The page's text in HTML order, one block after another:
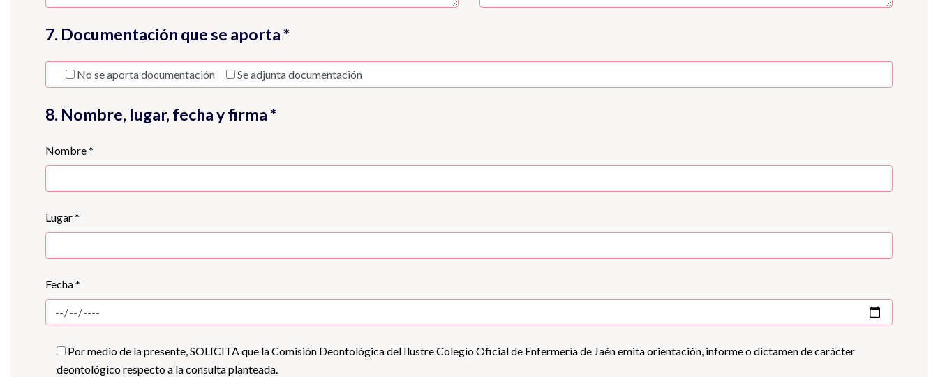
7. Documentación que se aporta *
No se aporta documentación Se adjunta documentación
8. Nombre, lugar, fecha y firma *
Nombre *
Lugar *
Fecha *
Por medio de la presente, SOLICITA que la Comisión Deontológica del Ilustre Colegio Oficial de Enfermería de Jaén emita orientación, informe o dictamen de carácter
deontológico respecto a la consulta planteada.